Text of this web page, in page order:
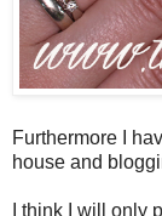
Furthermore I
house and
I think I will only